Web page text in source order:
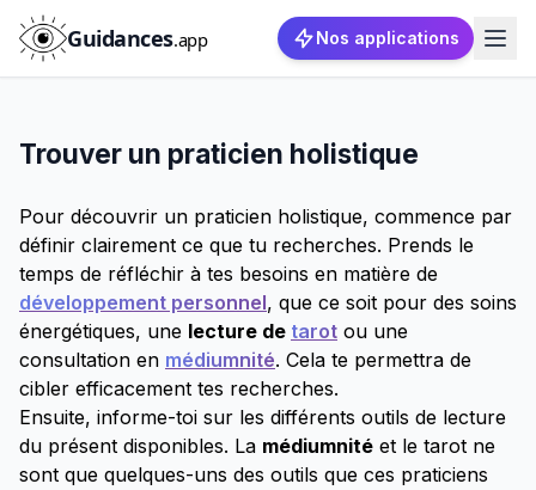
Guidances.app Nos applications
Trouver un praticien holistique
Pour découvrir un praticien holistique, commence par
définir clairement ce que tu recherches. Prends le
temps de réfléchir à tes besoins en matière de
développement personnel, que ce soit pour des soins
énergétiques, une lecture de tarot ou une
consultation en médiumnité. Cela te permettra de
cibler efficacement tes recherches.
Ensuite, informe-toi sur les différents outils de lecture
du présent disponibles. La médiumnité et le tarot ne
sont que quelques-uns des outils que ces praticiens